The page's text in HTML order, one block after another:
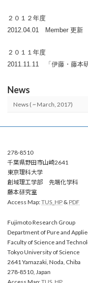
２０１２年度
2012.04.01 Member 更新
２０１１年度
2011.11.11 「伊藤・藤本
News
News ( ~ March, 2017)
278-8510
千葉県野田市山崎2641
東京理科大学
創域理工学部 先端化学科
藤本研究室
Access Map:TUS_HP & PDF
Fujimoto Research Group
Department of Pure and
Faculty of Science and
Tokyo University of Science
2641 Yamazaki, Noda, Chiba
278-8510, Japan